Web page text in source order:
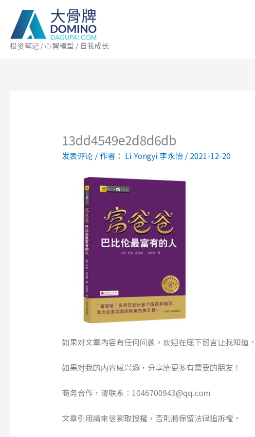
投资笔记 / 心智模型 / 自我成长
13dd4549e2d8d6db
发表评论 / 作者： Li Yongyi 李永怡 / 2021-12-20
如果对文章內容有任何问题，欢迎在底下留言让我知道。
如果对我的内容感兴趣，分享给更多有需要的朋友！
商务合作，请联系：1046700943@qq.com
文章引用請來信索取授權，否則將保留法律追訴權。